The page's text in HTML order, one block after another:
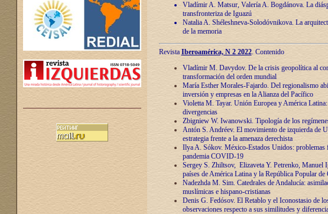
Vladímir A. Matsur, Valería A. Bogdánova. La
transfronteriza de Iguazú
Natalia A. Shéleshneva-Solodóvnikova. La
de la memoria
Revista Iberoamérica, N 2 2022. Contenido
Vladímir M. Davydov. De la crisis geopolítica al
transformación del orden mundial
María Esther Morales-Fajardo. Del regionalismo
inversión y empresas en la Alianza del Pacífico
Violetta M. Tayar. Unión Europea y América
divergencias
Zbigniew W. Iwanowski. Tipología de los
Antón S. Andréev. El movimiento de izquierda de
estrategia frente a la amenaza derechista
Ilya A. Sókov. México-Estados Unidos: problemas
pandemia COVID-19
Sergey S. Zhiltsov, Elizaveta Y. Petrenko, Manuel
países de América Latina y la República Popular
Nadezhda M. Sim. Catedrales de Andalucía:
muslímicas e hispano-cristianas
Denis G. Fedósov. El Retablo y el Iconostasio de
observaciones respecto a sus similitudes y